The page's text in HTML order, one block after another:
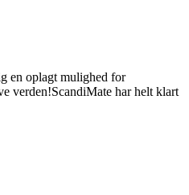
en oplagt mulighed for
verden!ScandiMate har helt klart